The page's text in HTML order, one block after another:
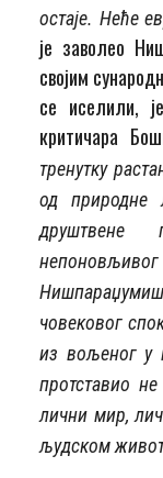
остаје. Неће
је заволео
својим
се иселили,
критичара
тренутку
од при­род­не
друштвене
човековог
из вољеног у
протставио
лични мир,
људском